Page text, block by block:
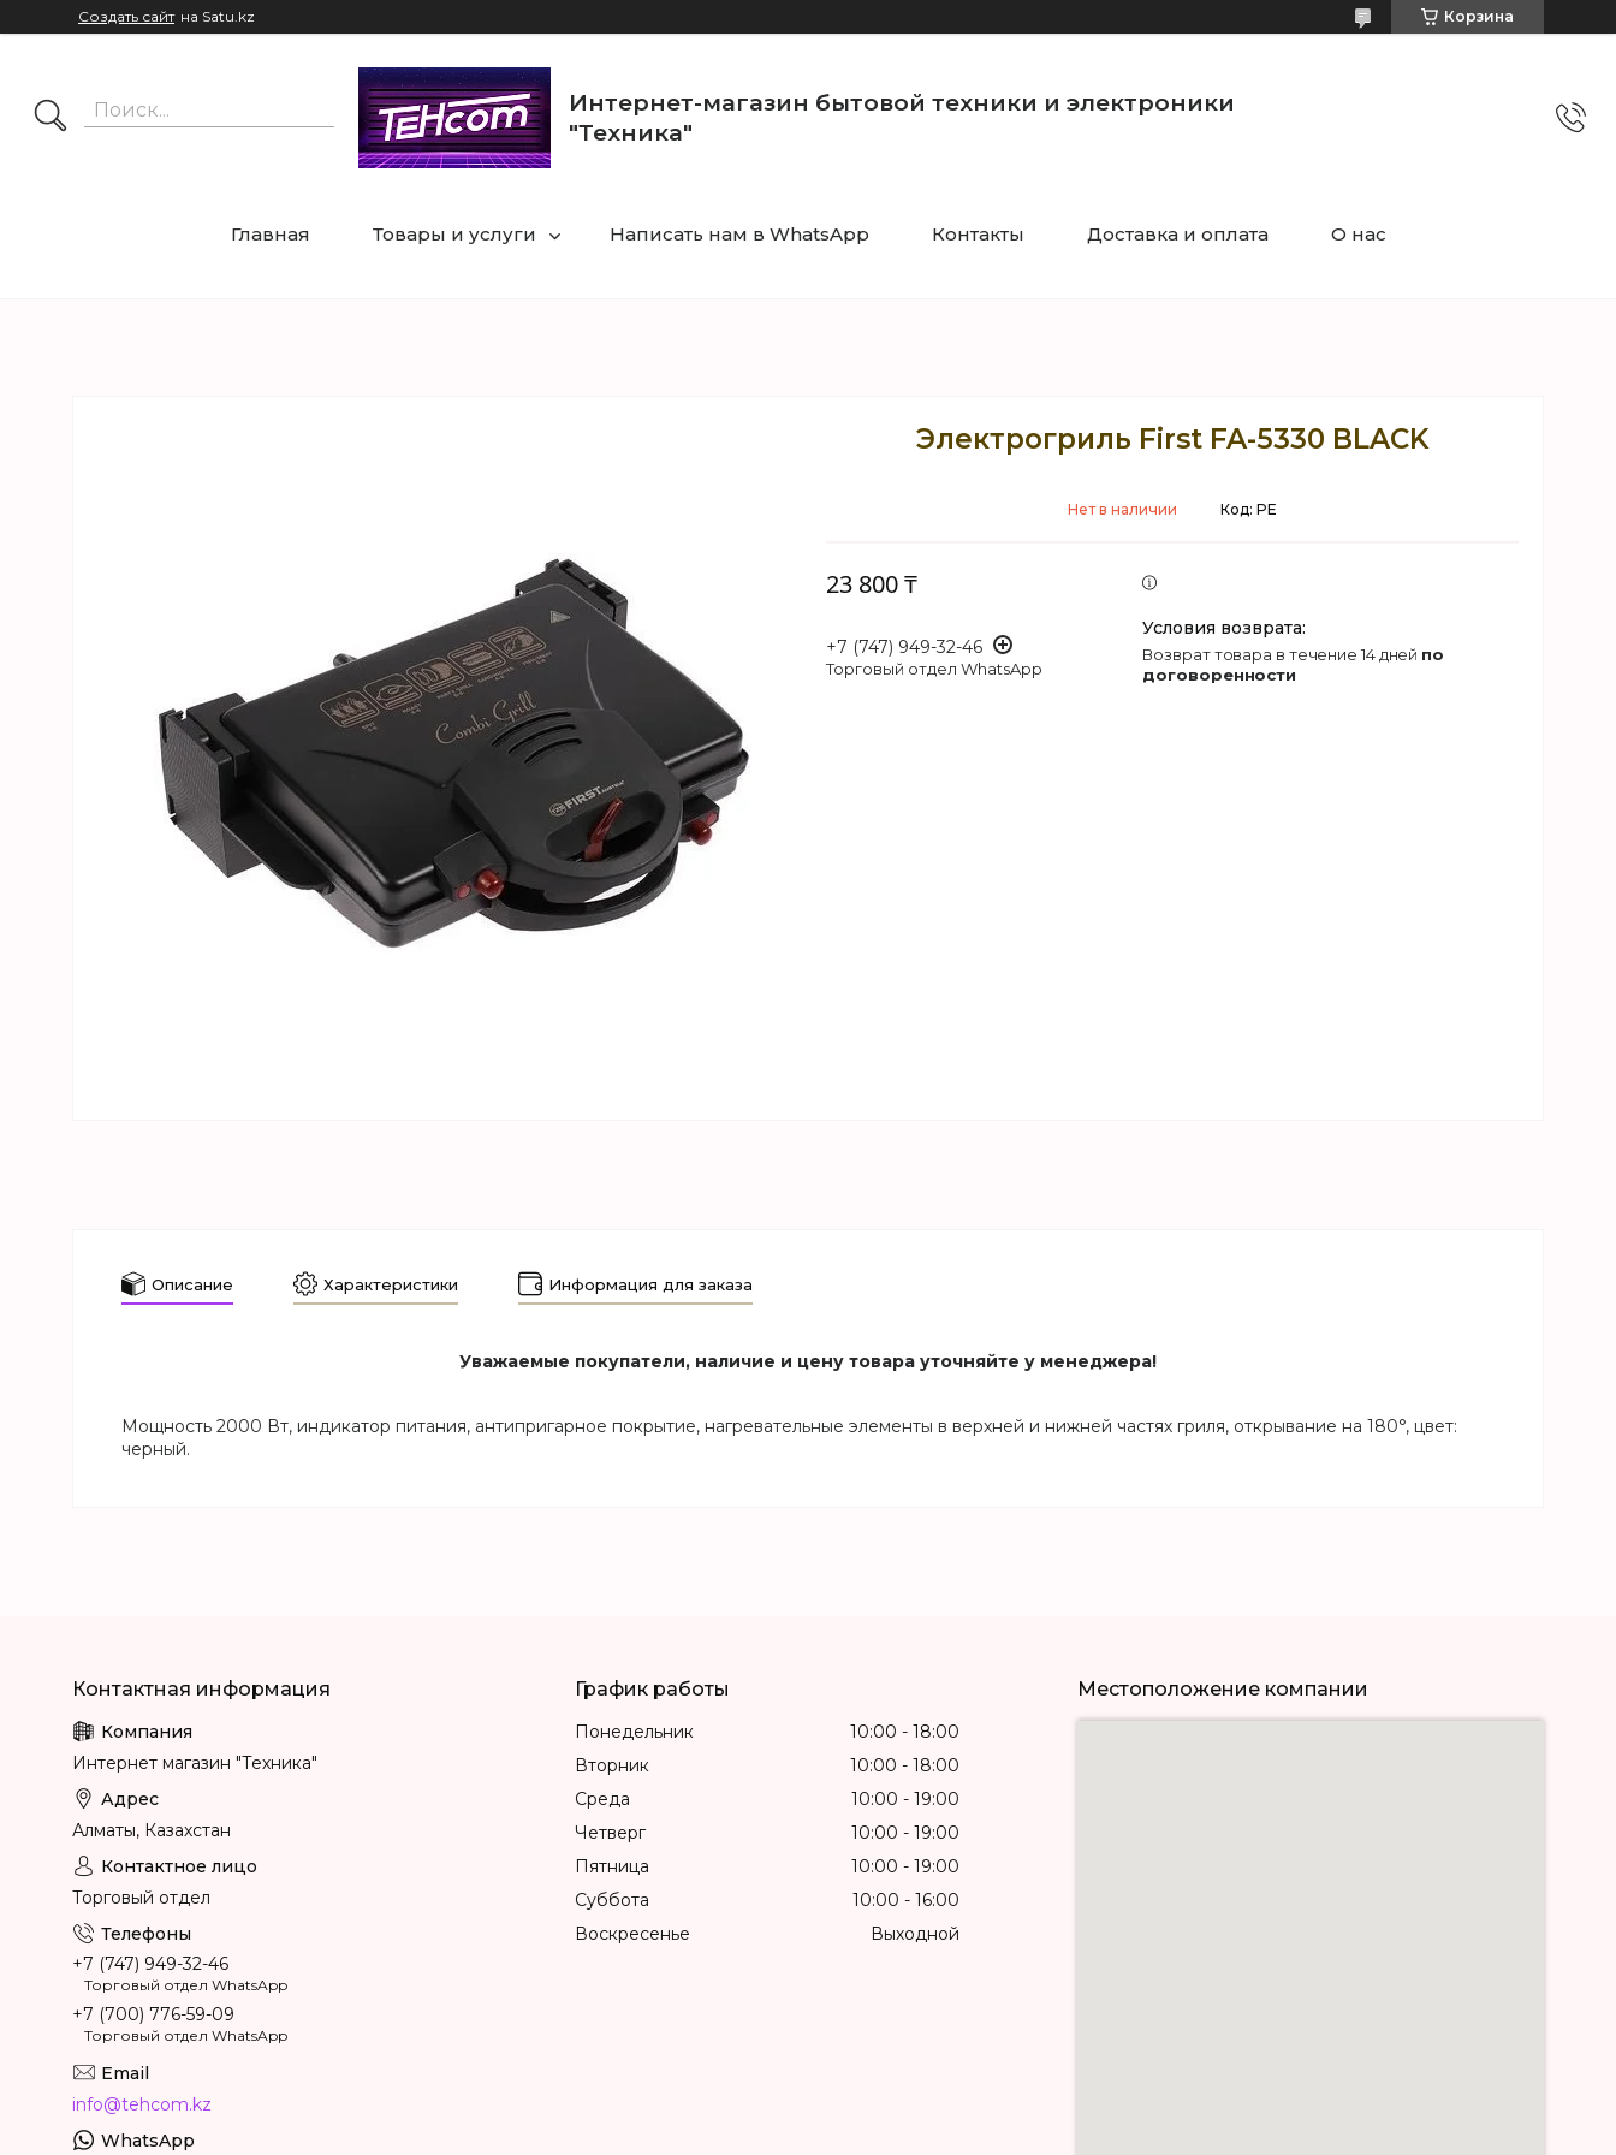
Создать сайт на Satu.kz Корзина
Интернет-магазин бытовой техники и электроники
"Техника"
Главная Товары и услуги Написать нам в WhatsApp Контакты Доставка и оплата О нас
Электрогриль First FA-5330 BLACK
Нет в наличии Код: PE
23 800 ₸
+7 (747) 949-32-46
Торговый отдел WhatsApp
возврат товара в течение 14 дней по
договоренности
Описание Характеристики Информация для заказа
Уважаемые покупатели, наличие и цену товара уточняйте у менеджера!
Мощность 2000 Вт, индикатор питания, антипригарное покрытие, нагревательные элементы в верхней и нижней частях гриля, открывание на 180°, цвет:
черный.
Интернет магазин "Техника"
Алматы, Казахстан
Торговый отдел
+7 (747) 949-32-46
Торговый отдел WhatsApp
+7 (700) 776-59-09
Торговый отдел WhatsApp
info@tehcom.kz
График работы
Понедельник 10:00
18:00
Вторник
10:00
18:00
Среда
10:00
19:00
Четверг
10:00
19:00
Пятница
10:00
19:00
Суббота
10:00
16:00
Воскресенье
Выходной
Местоположение компании